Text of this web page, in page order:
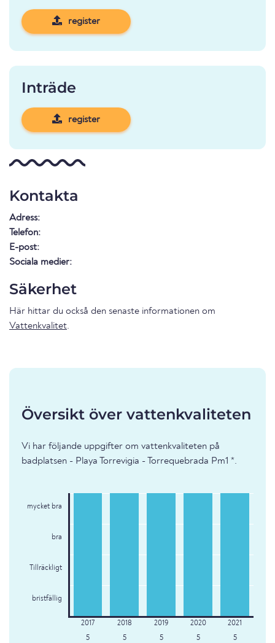
register
Inträde
register
Kontakta
Adress:
Telefon:
E-post:
Sociala medier:
Säkerhet
Här hittar du också den senaste informationen om
Vattenkvalitet.
Översikt över vattenkvaliteten
Vi har följande uppgifter om vattenkvaliteten på
badplatsen - Playa Torrevigia - Torrequebrada Pm1 *.
mycket bra
bra
Tillräckligt
bristfällig
5 5 5 5 5